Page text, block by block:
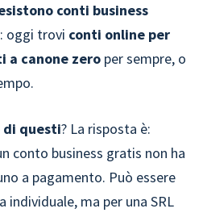
conti business
oggi trovi conti online per
a canone zero per sempre, o
di questi? La risposta è:
conto business gratis non ha
a pagamento. Può essere
ma per una SRL